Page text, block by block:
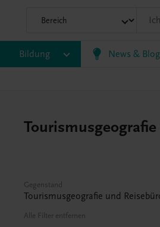
Bildung News & Blog
HAS HF/TFS HLM/HLK
Gegenstand
Tourismusgeografie und
Alle Filter entfernen